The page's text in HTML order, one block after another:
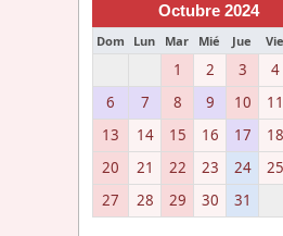
Octubre 2024
Dom Lun Mar Mié Jue Vie
1 2 3 4
6
7 8 9 10 11
13
14 15 16 17 18
20
21 22 23 24 25
27
28 29 30 31